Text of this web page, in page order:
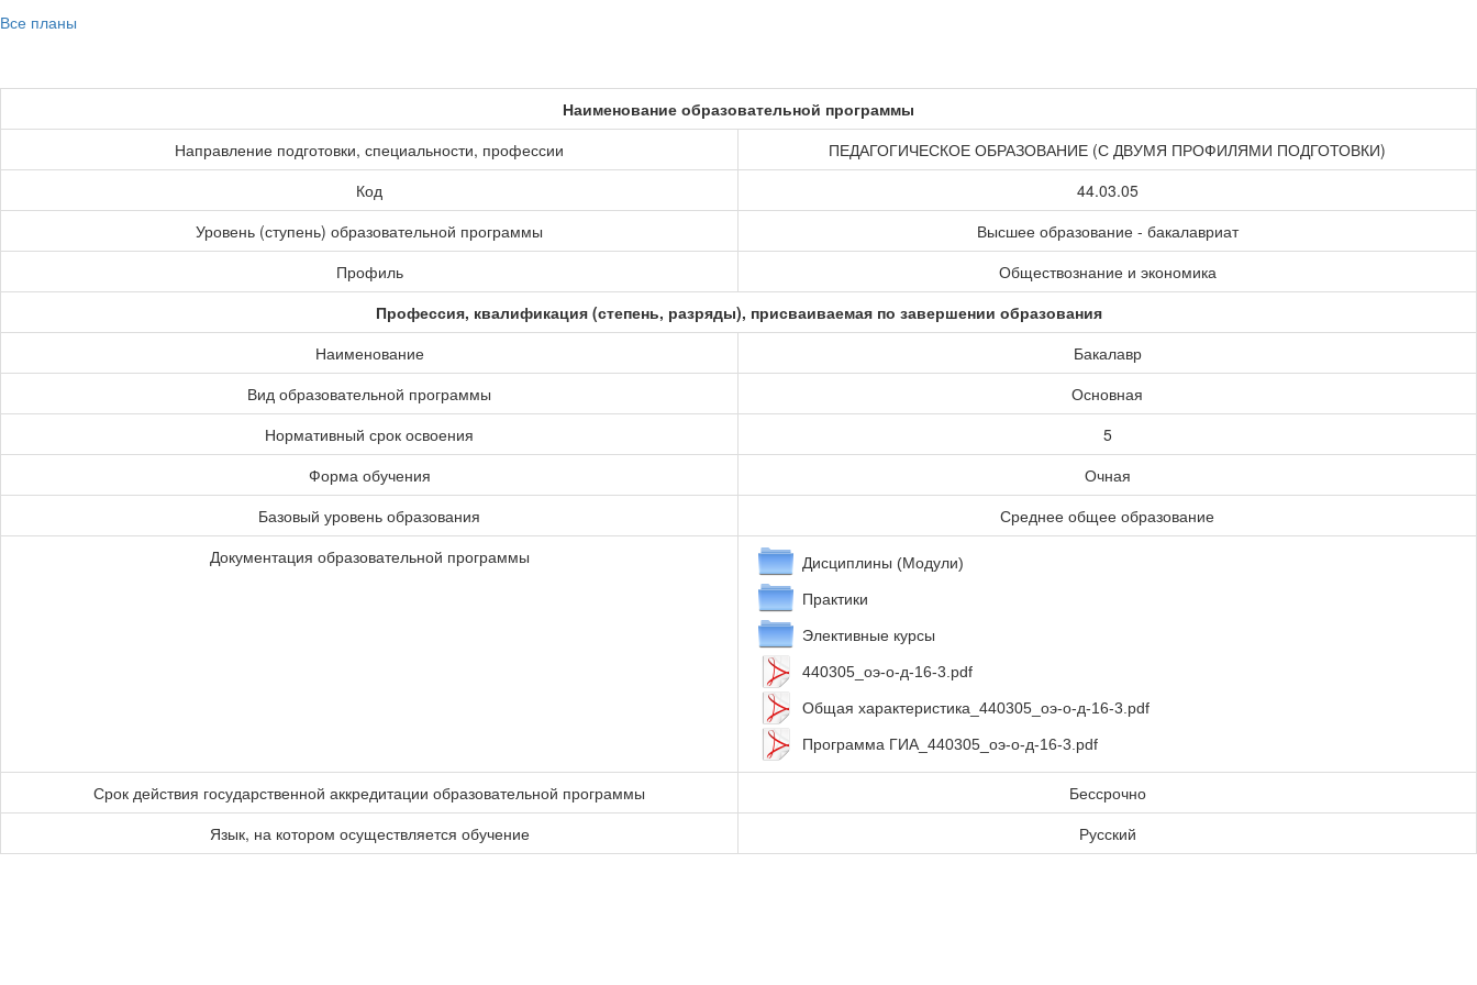
Все планы
Наименование образовательной программы
Направление подготовки, специальности, профессии
ПЕДАГОГИЧЕСКОЕ ОБРАЗОВАНИЕ (С ДВУМЯ ПРОФИЛЯМИ ПОДГОТОВКИ)
Код
44.03.05
Уровень (ступень) образовательной программы
Высшее образование - бакалавриат
Профиль
Обществознание и экономика
Профессия, квалификация (степень, разряды), присваиваемая по завершении образования
Наименование
Бакалавр
Вид образовательной программы
Основная
Нормативный срок освоения
5
Форма обучения
Очная
Базовый уровень образования
Среднее общее образование
Документация образовательной программы
Дисциплины (Модули)
Практики
Элективные курсы
440305_оэ-о-д-16-3.pdf
Общая характеристика_440305_оэ-о-д-16-3.pdf
Программа ГИА_440305_оэ-о-д-16-3.pdf
Срок действия государственной аккредитации образовательной программы
Бессрочно
Язык, на котором осуществляется обучение
Русский